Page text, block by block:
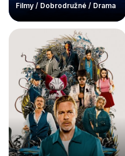
Filmy / Dobrodružné / Drama